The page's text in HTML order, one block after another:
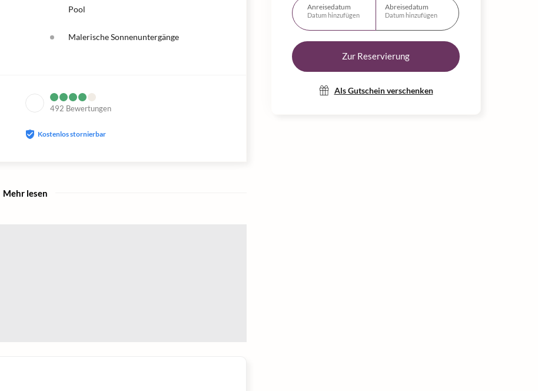
Anreisedatum
Datum hinzufügen
Abreisedatum
Datum hinzufügen
Zur Reservierung
Als Gutschein verschenken
Pool
Malerische Sonnenuntergänge
492 Bewertungen
Kostenlos stornierbar
Mehr lesen